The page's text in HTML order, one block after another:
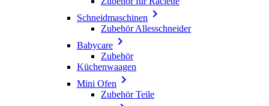
Schneidmaschinen 
Zubehör Allesschneider
Babycare 
Zubehör
Küchenwaagen
Mini Ofen 
Zubehör Teile